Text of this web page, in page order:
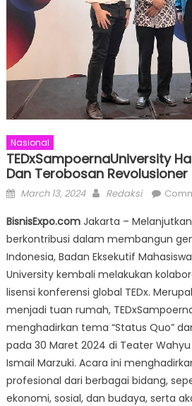
Nasional
TEDxSampoernaUniversity
Dan Terobosan Revolusioner
Posted
March 13, 2024 Author
Redaksi
BisnisExpo.comJakarta –
berkontribusi dalam membangun
Indonesia, Badan Eksekutif
University kembali melakukan
lisensi konferensi global TEDx.
menjadi tuan rumah,
menghadirkan tema “Status Quo”
pada 30 Maret 2024 di Teater
Ismail Marzuki. Acara ini
profesional dari berbagai bidang,
ekonomi, sosial, dan budaya, serta